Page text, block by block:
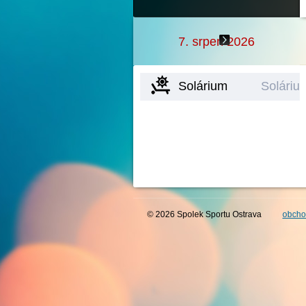
7. srpen 2026
Solárium Solárium
© 2026 Spolek Sportu Ostrava